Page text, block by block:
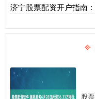
济宁股票配资开户指南
股